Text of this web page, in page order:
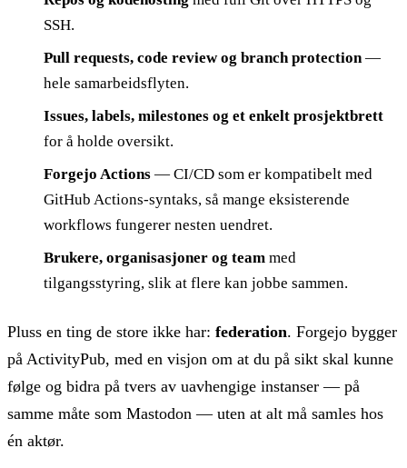
SSH.
Pull requests, code review og branch protection —
hele samarbeidsflyten.
Issues, labels, milestones og et enkelt prosjektbrett
for å holde oversikt.
Forgejo Actions — CI/CD som er kompatibelt med
GitHub Actions-syntaks, så mange eksisterende
workflows fungerer nesten uendret.
Brukere, organisasjoner og team med
tilgangsstyring, slik at flere kan jobbe sammen.
Pluss en ting de store ikke har: federation. Forgejo bygger
på ActivityPub, med en visjon om at du på sikt skal kunne
følge og bidra på tvers av uavhengige instanser — på
samme måte som Mastodon — uten at alt må samles hos
én aktør.